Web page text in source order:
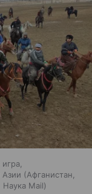
(Афганистан,
Наука Mail